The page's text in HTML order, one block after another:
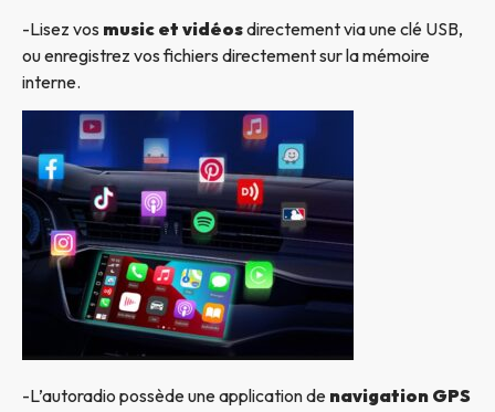
-Lisez vos music et vidéosdirectement via une clé USB,
ou enregistrez vos fichiers directement sur la mémoire
interne.
-L’autoradio possède une application de navigation GPS